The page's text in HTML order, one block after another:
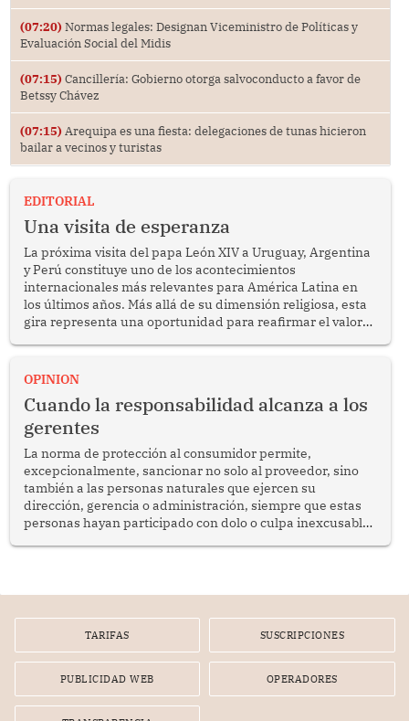
(07:20) Normas legales: Designan Viceministro de Políticas y
Evaluación Social del Midis
(07:15) Cancillería: Gobierno otorga salvoconducto a favor de
Betssy Chávez
(07:15) Arequipa es una fiesta: delegaciones de tunas hicieron
bailar a vecinos y turistas
EDITORIAL
Una visita de esperanza
La próxima visita del papa León XIV a Uruguay, Argentina
y Perú constituye uno de los acontecimientos
internacionales más relevantes para América Latina en
los últimos años. Más allá de su dimensión religiosa, esta
gira representa una oportunidad para reafirmar el valor
enfrenta desafíos en materia de desarrollo, cohesión
OPINION
Cuando la responsabilidad alcanza a los
gerentes
La norma de protección al consumidor permite,
excepcionalmente, sancionar no solo al proveedor, sino
también a las personas naturales que ejercen su
dirección, gerencia o administración, siempre que estas
personas hayan participado con dolo o culpa inexcusable
por la frustrada realización de un meet and greet con
TARIFAS SUSCRIPCIONES
PUBLICIDAD WEB OPERADORES